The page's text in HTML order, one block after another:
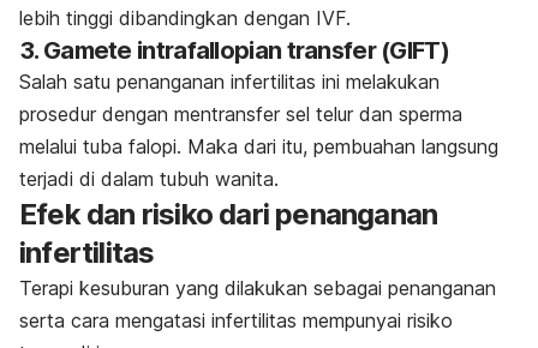
lebih tinggi dibandingkan dengan IVF.
3. Gamete intrafallopian transfer (GIFT)
Salah satu penanganan infertilitas ini melakukan
prosedur dengan mentransfer sel telur dan sperma
melalui tuba falopi. Maka dari itu, pembuahan langsung
terjadi di dalam tubuh wanita.
Efek dan risiko dari penanganan
infertilitas
Terapi kesuburan yang dilakukan sebagai penanganan
serta cara mengatasi infertilitas mempunyai risiko